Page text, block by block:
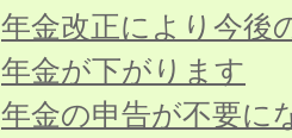
年金改正により今後
年金が下がります
年金の申告が不要に